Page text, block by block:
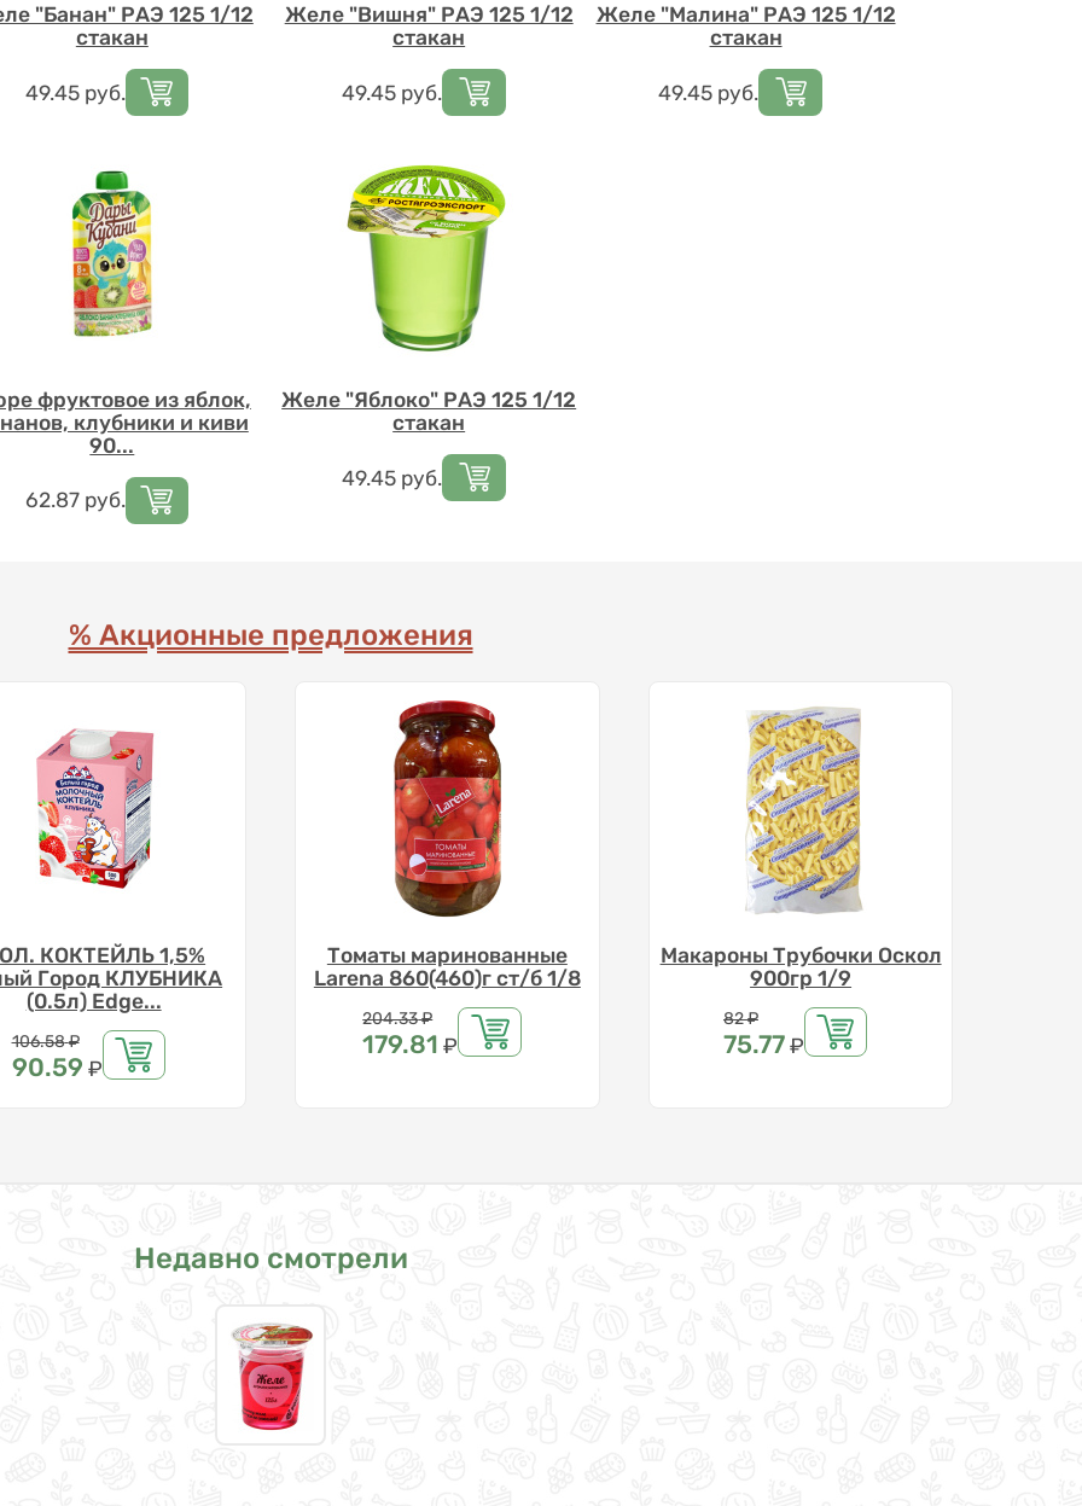
"Банан" РАЭ 125 1/12
стакан
Цена
49.45 руб.
Желе "Вишня" РАЭ 125 1/12
стакан
Цена
49.45 руб.
Желе "Малина" РАЭ 125 1/12
стакан
Цена
49.45 руб.
фруктовое из яблок,
клубники и киви
90...
Цена
62.87 руб.
Желе "Яблоко" РАЭ 125 1/12
стакан
Цена
49.45 руб.
% Акционные предложения
КОКТЕЙЛЬ 1,5%
Город КЛУБНИКА
(0.5л) Edge...
Цена
106.58₽
90.59 ₽
Томаты маринованные
Larena 860(460)г ст/б 1/8
Цена
204.33₽
179.81 ₽
Макароны Трубочки Оскол
900гр 1/9
Цена
82₽
75.77 ₽
Недавно смотрели